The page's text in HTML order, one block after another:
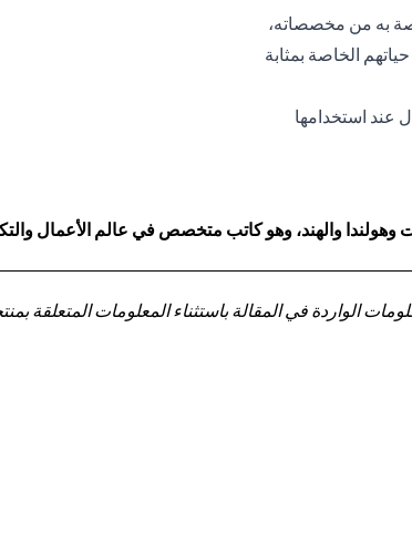
به من مخصصاته،
الخاصة بمثابة
عند استخدامها
والهند، وهو كاتب متخصص في عالم الأعمال
الواردة في المقالة باستثناء المعلومات المتعلقة